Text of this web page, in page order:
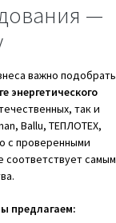
—
важно подобрать
энергетического
так и
Ballu, ТЕПЛОТЕХ,
с проверенными
соответствует самым
предлагаем: